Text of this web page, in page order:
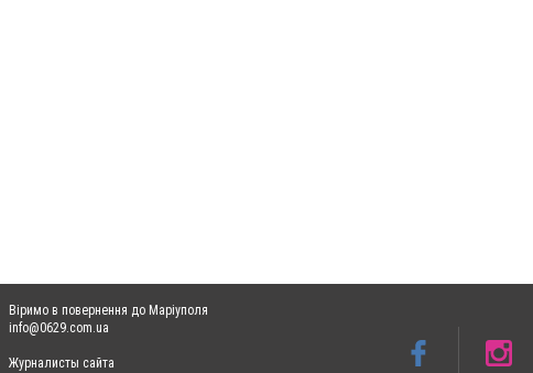
Віримо в повернення до Маріуполя
info@0629.com.ua
Журналисты сайта